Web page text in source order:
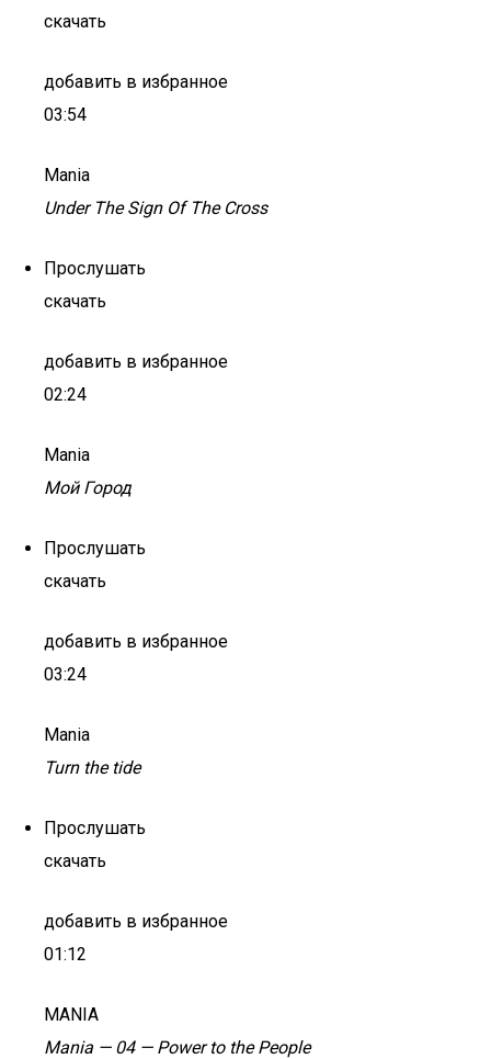
скачать
добавить в избранное
03:54
Mania
Under The Sign Of The Cross
Прослушать
скачать
добавить в избранное
02:24
Mania
Мой Город
Прослушать
скачать
добавить в избранное
03:24
Mania
Turn the tide
Прослушать
скачать
добавить в избранное
01:12
MANIA
Mania — 04 — Power to the People